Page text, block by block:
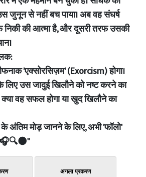
जुनून से नहीं बच पाया। अब वह संघर्ष
की आत्मा है, और दूसरी तरफ उसकी
'एक्सोरसिज़म' (Exorcism) होगा।
लिए उस जादुई खिलौने को नष्ट करने का
वह सफल होगा या खुद खिलौने का
मोड़ जानने के लिए, अभी 'फॉलो'
अगला प्रकरण